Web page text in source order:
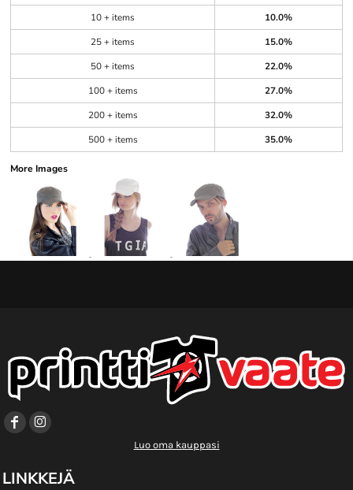
10 + items
10.0%
25 + items
15.0%
50 + items
22.0%
100 + items
27.0%
200 + items
32.0%
500 + items
35.0%
More Images
Luo oma kauppasi
LINKKEJÄ